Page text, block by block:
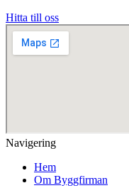
Hitta till oss
Navigering
Hem
Om Byggfirman